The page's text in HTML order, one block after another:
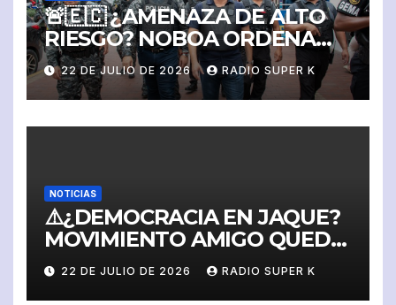
🚨🇪🇨 ¿AMENAZA DE ALTO
RIESGO? NOBOA ORDENA
PROTECCIÓN MILITAR Y
POLICIAL PARA JOHN
REIMBERG Y SU FAMILIA
22 DE JULIO DE 2026 RADIO SUPER K
NOTICIAS
⚠️¿DEMOCRACIA EN JAQUE?
MOVIMIENTO AMIGO QUEDA
SUSPENDIDO Y SIN
DERECHO A IMPUGNAR
22 DE JULIO DE 2026 RADIO SUPER K